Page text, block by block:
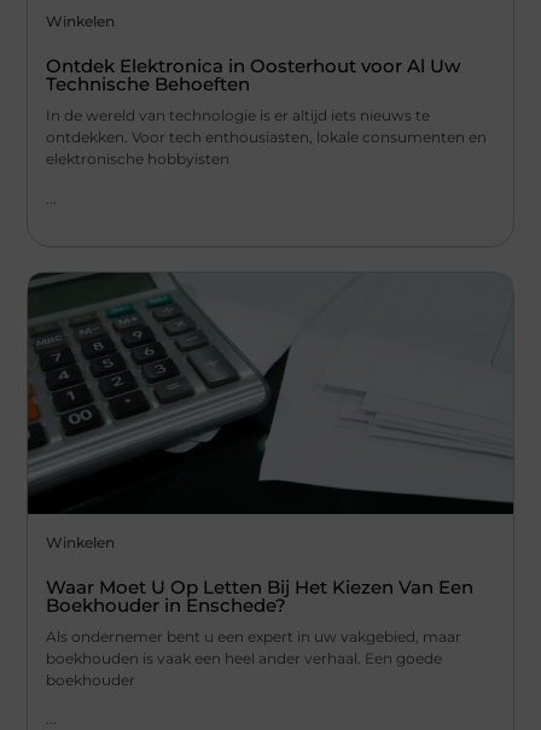
Winkelen
Ontdek Elektronica in Oosterhout voor Al Uw
Technische Behoeften
In de wereld van technologie is er altijd iets nieuws te
ontdekken. Voor tech enthousiasten, lokale consumenten en
elektronische hobbyisten
Winkelen
Waar Moet U Op Letten Bij Het Kiezen Van Een
Boekhouder in Enschede?
Als ondernemer bent u een expert in uw vakgebied, maar
boekhouden is vaak een heel ander verhaal. Een goede
boekhouder
...